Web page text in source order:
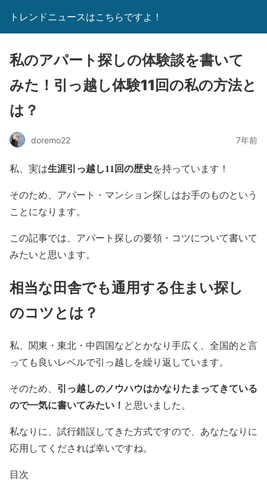
トレンドニュースはこちらですよ！
私のアパート探しの体験談を書いて
みた！引っ越し体験11回の私の方法と
は？
doremo22 7年前
私、実は生涯引っ越し11回の歴史を持っています！
そのため、アパート・マンション探しはお手のものという
ことになります。
この記事では、アパート探しの要領・コツについて書いて
みたいと思います。
相当な田舎でも通用する住まい探し
のコツとは？
私、関東・東北・中四国などとかなり手広く、全国的と言
っても良いレベルで引っ越しを繰り返しています。
そのため、 引っ越しのノウハウはかなりたまってきている
ので一気に書いてみたい！ と思いました。
私なりに、試行錯誤してきた方式ですので、あなたなりに
応用してくだされば幸いですね。
目次